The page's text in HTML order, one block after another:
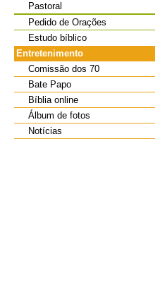
Pastoral
Pedido de Orações
Estudo bíblico
Entretenimento
Comissão dos 70
Bate Papo
Bíblia online
Álbum de fotos
Notícias